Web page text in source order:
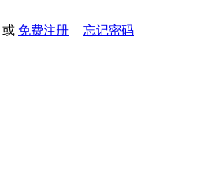
或 免费注册 | 忘记密码